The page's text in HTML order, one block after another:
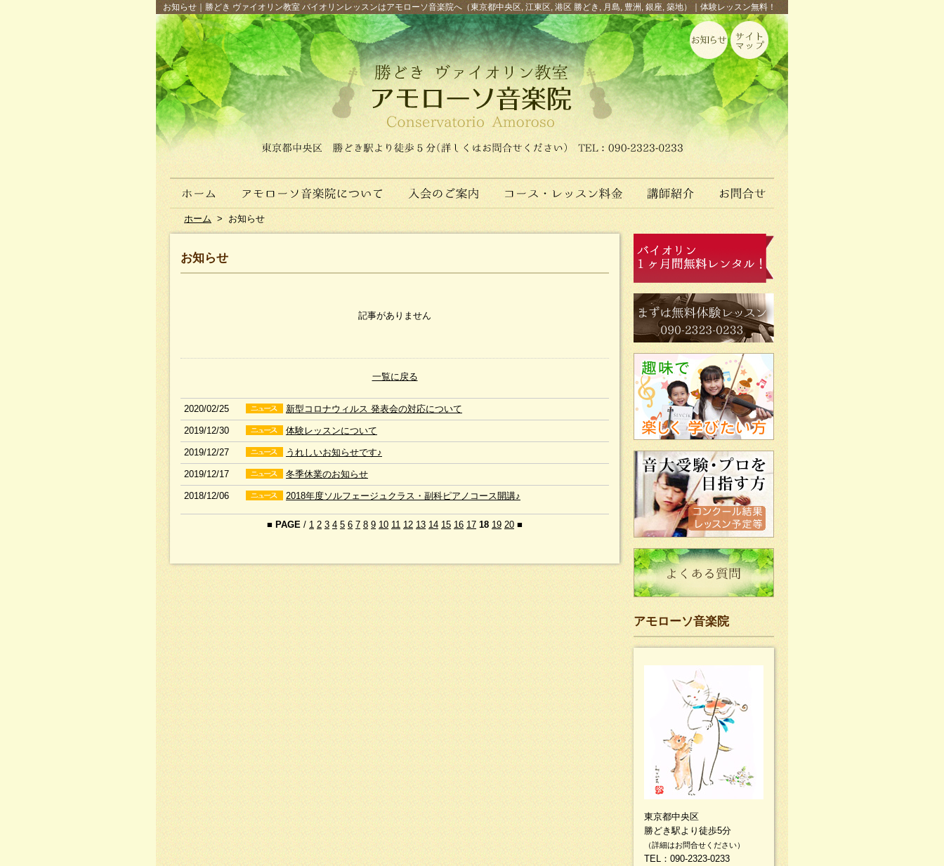
お知らせ｜勝どき ヴァイオリン教室 バイオリンレッスンはアモローソ音楽院へ（東京都中央区, 江東区, 港区 勝どき, 月島, 豊洲, 銀座, 築地）｜体験レッスン無料！
ホーム > お知らせ
お知らせ
記事がありません
一覧に戻る
2020/02/25 新型コロナウィルス 発表会の対応について
2019/12/30 体験レッスンについて
2019/12/27 うれしいお知らせです♪
2019/12/17 冬季休業のお知らせ
2018/12/06 2018年度ソルフェージュクラス・副科ピアノコース開講♪
■ PAGE / 1 2 3 4 5 6 7 8 9 10 11 12 13 14 15 16 17 18 19 20 ■
アモローソ音楽院
東京都中央区
勝どき駅より徒歩5分
（詳細はお問合せください）
TEL：090-2323-0233